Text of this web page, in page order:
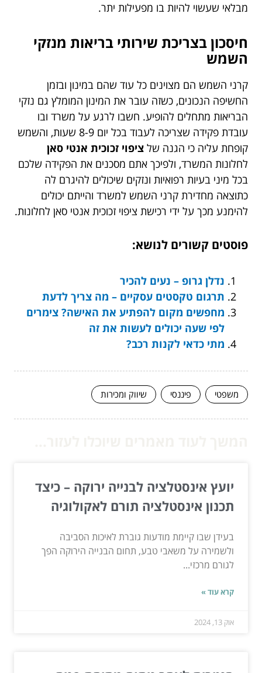
מבלאי שעשוי להיות בו מפעילות יתר.
חיסכון בצריכת שירותי בריאות מנזקי
השמש
קרני השמש הם מצוינים כל עוד שהם במינון ובזמן
החשיפה הנכונים, כשזה עובר את המינון המומלץ גם נזקי
הבריאות מתחלים להופיע. חשבו לרגע על משרד ובו
עובדת פקידה שצריכה לעבוד בכל יום 8-9 שעות, והשמש
קופחת עליה כי הגנה של ציפוי זכוכית אנטי סאן
לחלונות המשרד, ולפיכך אתם מסכנים את הפקידה שלכם
בכל מיני בעיות רפואיות ונזקים שיכולים להיגרם לה
כתוצאה מחדירת קרני השמש למשרד והייתם יכולים
להימנע מכך על ידי רכישת ציפוי זכוכית אנטי סאן לחלונות.
פוסטים קשורים לנושא:
נדלן גרופ – נעים להכיר
תרגום טקסטים עסקיים – מה צריך לדעת
מחפשים מקום להפתיע את האישה? צימרים
לפי שעה יכולים לעשות את זה
מתי כדאי לקנות רכב?
משפטי פיננסי שיווק ומכירות
יועץ אינסטלציה לבנייה ירוקה – כיצד
תכנון אינסטלציה תורם לאקולוגיה
בעידן שבו קיימת מודעות גוברת לאיכות הסביבה
ולשמירה על משאבי טבע, תחום הבנייה הירוקה הפך
לגורם מרכזי...
קרא עוד »
אוק 13, 2024